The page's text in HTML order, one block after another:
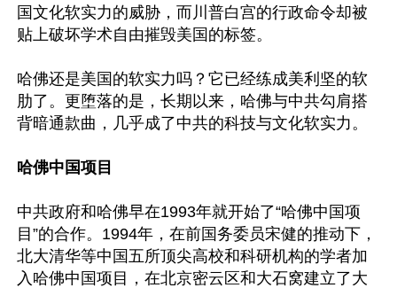
国文化软实力的威胁，而川普白宫的行政命令却被
贴上破坏学术自由摧毁美国的标签。
哈佛还是美国的软实力吗？它已经练成美利坚的软
肋了。更堕落的是，长期以来，哈佛与中共勾肩搭
背暗通款曲，几乎成了中共的科技与文化软实力。
哈佛中国项目
中共政府和哈佛早在1993年就开始了“哈佛中国项
目”的合作。1994年，在前国务委员宋健的推动下，
北大清华等中国五所顶尖高校和科研机构的学者加
入哈佛中国项目，在北京密云区和大石窝建立了大